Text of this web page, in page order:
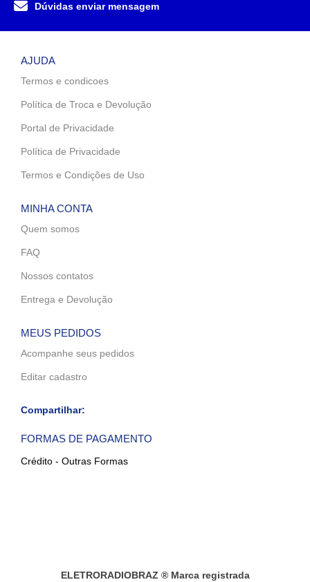
Dúvidas enviar mensagem
AJUDA
Termos e condicoes
Política de Troca e Devolução
Portal de Privacidade
Política de Privacidade
Termos e Condições de Uso
MINHA CONTA
Quem somos
FAQ
Nossos contatos
Entrega e Devolução
MEUS PEDIDOS
Acompanhe seus pedidos
Editar cadastro
Compartilhar:
FORMAS DE PAGAMENTO
Crédito - Outras Formas
ELETRORADIOBRAZ ® Marca registrada